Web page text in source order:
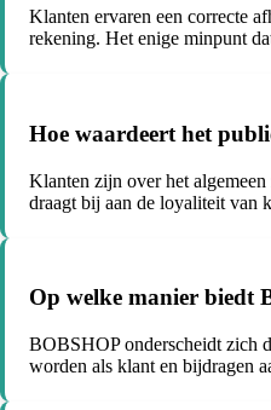
Klanten ervaren een correcte
rekening. Het enige minpunt
Hoe waardeert het
Klanten zijn over het
draagt bij aan de loyaliteit van
Op welke manier biedt
BOBSHOP onderscheidt zich
worden als klant en bijdragen